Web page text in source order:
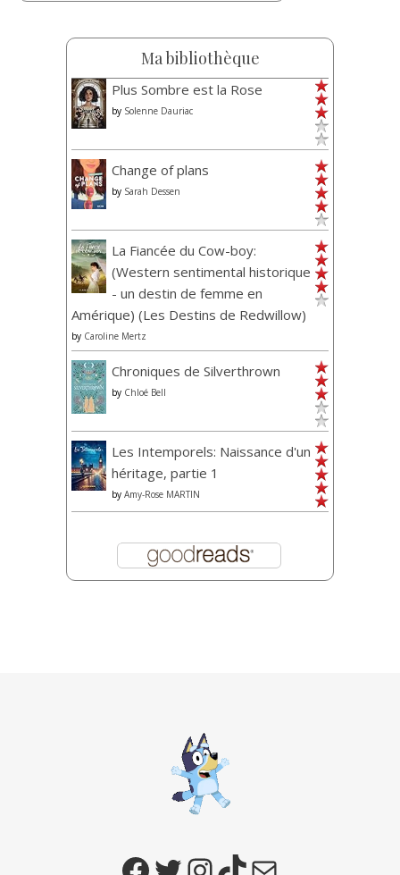
Ma bibliothèque
Plus Sombre est la Rose
by Solenne Dauriac
Change of plans
by Sarah Dessen
La Fiancée du Cow-boy:
(Western sentimental historique
- un destin de femme en
Amérique) (Les Destins de Redwillow)
by Caroline Mertz
Chroniques de Silverthrown
by Chloé Bell
Les Intemporels: Naissance d'un
héritage, partie 1
by Amy-Rose MARTIN
Facebook
TwitterInstagram
TikTokE-mail